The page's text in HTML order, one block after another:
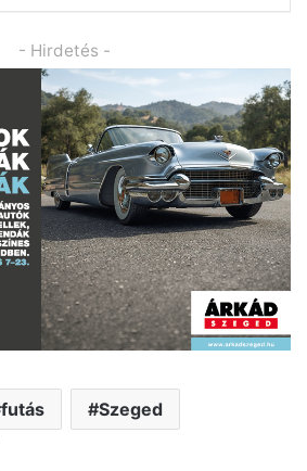
- Hirdetés -
futás Szeged